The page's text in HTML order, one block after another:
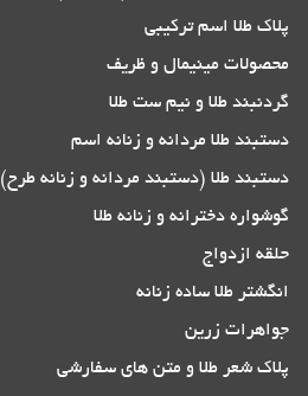
پلاک طلا اسم ترکیبی
محصولات مینیمال و ظریف
گردنبند طلا و نیم ست طلا
دستبند طلا مردانه و زنانه اسم
دستبند طلا (دستبند مردانه و زنانه طرح)
گوشواره دخترانه و زنانه طلا
حلقه ازدواج
انگشتر طلا ساده زنانه
جواهرات زرین
پلاک شعر طلا و متن های سفارشی